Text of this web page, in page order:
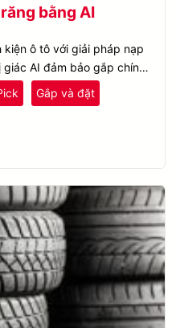
bằng AI
ô tô với giải pháp nạp
AI đảm bảo gắp chính
Gắp và đặt